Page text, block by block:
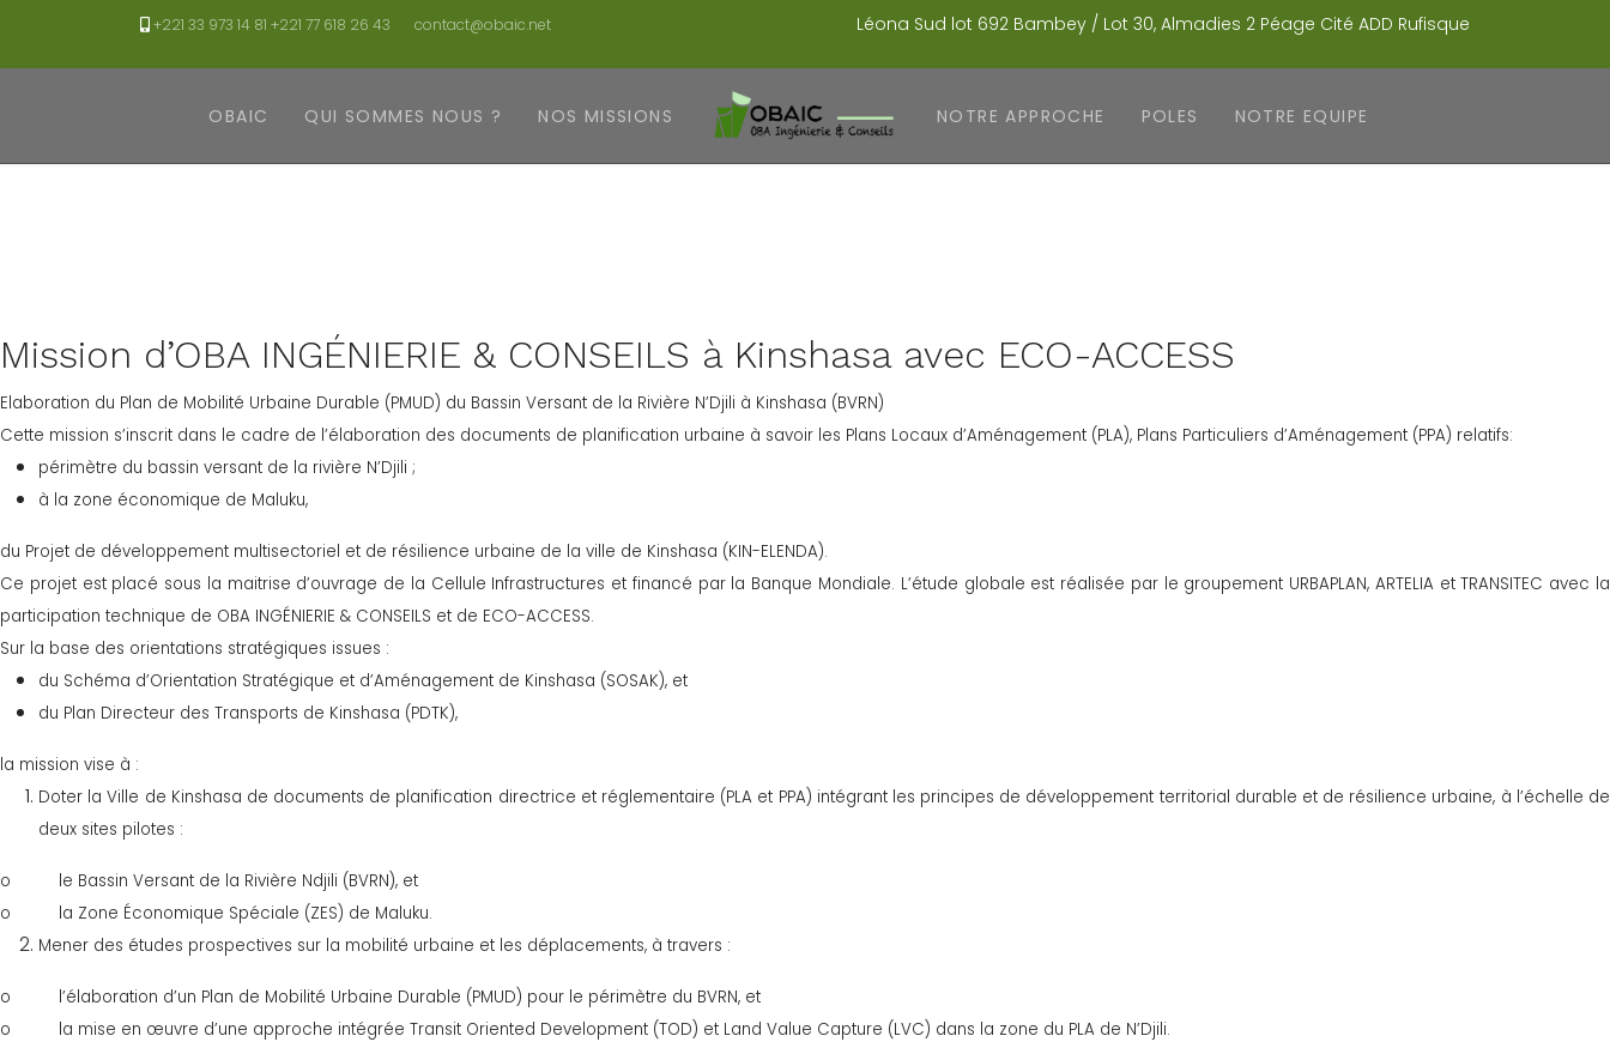
+221 33 973 14 81 +221 77 618 26 43 contact@obaic.net Léona Sud lot 692 Bambey / Lot 30, Almadies 2 Péage Cité ADD Rufisque
OBAIC QUI SOMMES NOUS ? NOS MISSIONS NOTRE APPROCHE POLES NOTRE EQUIPE
Mission d’OBA INGÉNIERIE & CONSEILS à Kinshasa avec ECO-ACCESS
Elaboration du Plan de Mobilité Urbaine Durable (PMUD) du Bassin Versant de la Rivière N’Djili à Kinshasa (BVRN)
Cette mission s’inscrit dans le cadre de l’élaboration des documents de planification urbaine à savoir les Plans Locaux d’Aménagement (PLA), Plans Particuliers d’Aménagement (PPA) relatifs:
périmètre du bassin versant de la rivière N’Djili ;
à la zone économique de Maluku,
du Projet de développement multisectoriel et de résilience urbaine de la ville de Kinshasa (KIN-ELENDA).
Ce projet est placé sous la maitrise d’ouvrage de la Cellule Infrastructures et financé par la Banque Mondiale. L’étude globale est réalisée par le groupement URBAPLAN, ARTELIA et TRANSITEC avec la
participation technique de OBA INGÉNIERIE & CONSEILS et de ECO-ACCESS.
Sur la base des orientations stratégiques issues :
du Schéma d’Orientation Stratégique et d’Aménagement de Kinshasa (SOSAK), et
du Plan Directeur des Transports de Kinshasa (PDTK),
la mission vise à :
Doter la Ville de Kinshasa de documents de planification directrice et réglementaire (PLA et PPA) intégrant les principes de développement territorial durable et de résilience urbaine, à l’échelle de
deux sites pilotes :
o le Bassin Versant de la Rivière Ndjili (BVRN), et
o la Zone Économique Spéciale (ZES) de Maluku.
Mener des études prospectives sur la mobilité urbaine et les déplacements, à travers :
o l’élaboration d’un Plan de Mobilité Urbaine Durable (PMUD) pour le périmètre du BVRN, et
o la mise en œuvre d’une approche intégrée Transit Oriented Development (TOD) et Land Value Capture (LVC) dans la zone du PLA de N’Djili.